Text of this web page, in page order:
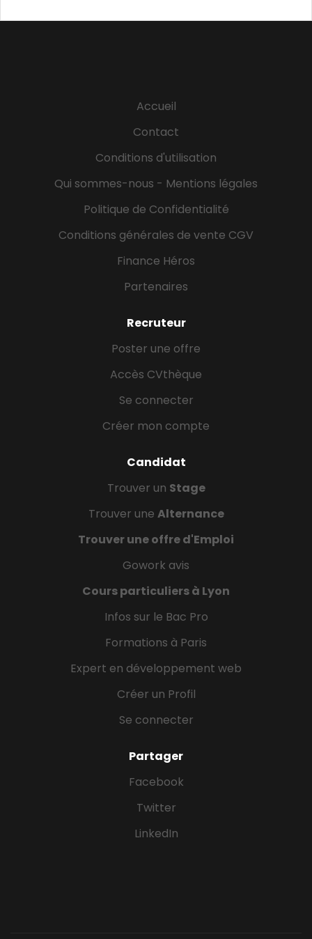
Accueil
Contact
Conditions d'utilisation
Qui sommes-nous - Mentions légales
Politique de Confidentialité
Conditions générales de vente CGV
Finance Héros
Partenaires
Recruteur
Poster une offre
Accès CVthèque
Se connecter
Créer mon compte
Candidat
Trouver un Stage
Trouver une Alternance
Trouver une offre d'Emploi
Gowork avis
Cours particuliers à Lyon
Infos sur le Bac Pro
Formations à Paris
Expert en développement web
Créer un Profil
Se connecter
Partager
Facebook
Twitter
LinkedIn